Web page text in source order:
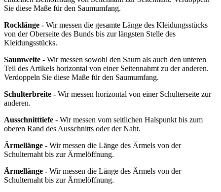
Sie diese Maße für den Saumumfang.
Rocklänge - Wir messen die gesamte Länge des Kleidungsstücks
von der Oberseite des Bunds bis zur längsten Stelle des
Kleidungsstücks.
Saumweite - Wir messen sowohl den Saum als auch den unteren
Teil des Artikels horizontal von einer Seitennahmt zu der anderen.
Verdoppeln Sie diese Maße für den Saumumfang.
Schulterbreite - Wir messen horizontal von einer Schulterseite zur
anderen.
Ausschnitttiefe - Wir messen vom seitlichen Halspunkt bis zum
oberen Rand des Ausschnitts oder der Naht.
Ärmellänge - Wir messen die Länge des Ärmels von der
Schulternaht bis zur Ärmelöffnung.
Ärmellänge - Wir messen die Länge des Ärmels von der
Schulternaht bis zur Ärmelöffnung.